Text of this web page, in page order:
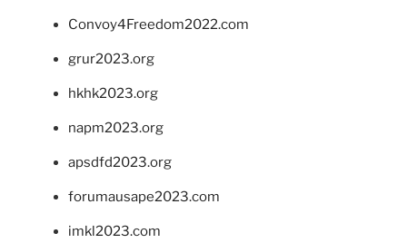
Convoy4Freedom2022.com
grur2023.org
hkhk2023.org
napm2023.org
apsdfd2023.org
forumausape2023.com
imkl2023.com